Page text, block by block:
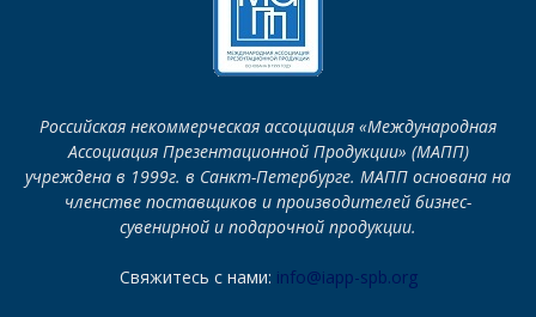
Российская некоммерческая ассоциация «Международная
Ассоциация Презентационной Продукции» (МАПП)
учреждена в 1999г. в Санкт-Петербурге. МАПП основана на
членстве поставщиков и производителей бизнес-
сувенирной и подарочной продукции.
Свяжитесь с нами: info@iapp-spb.org